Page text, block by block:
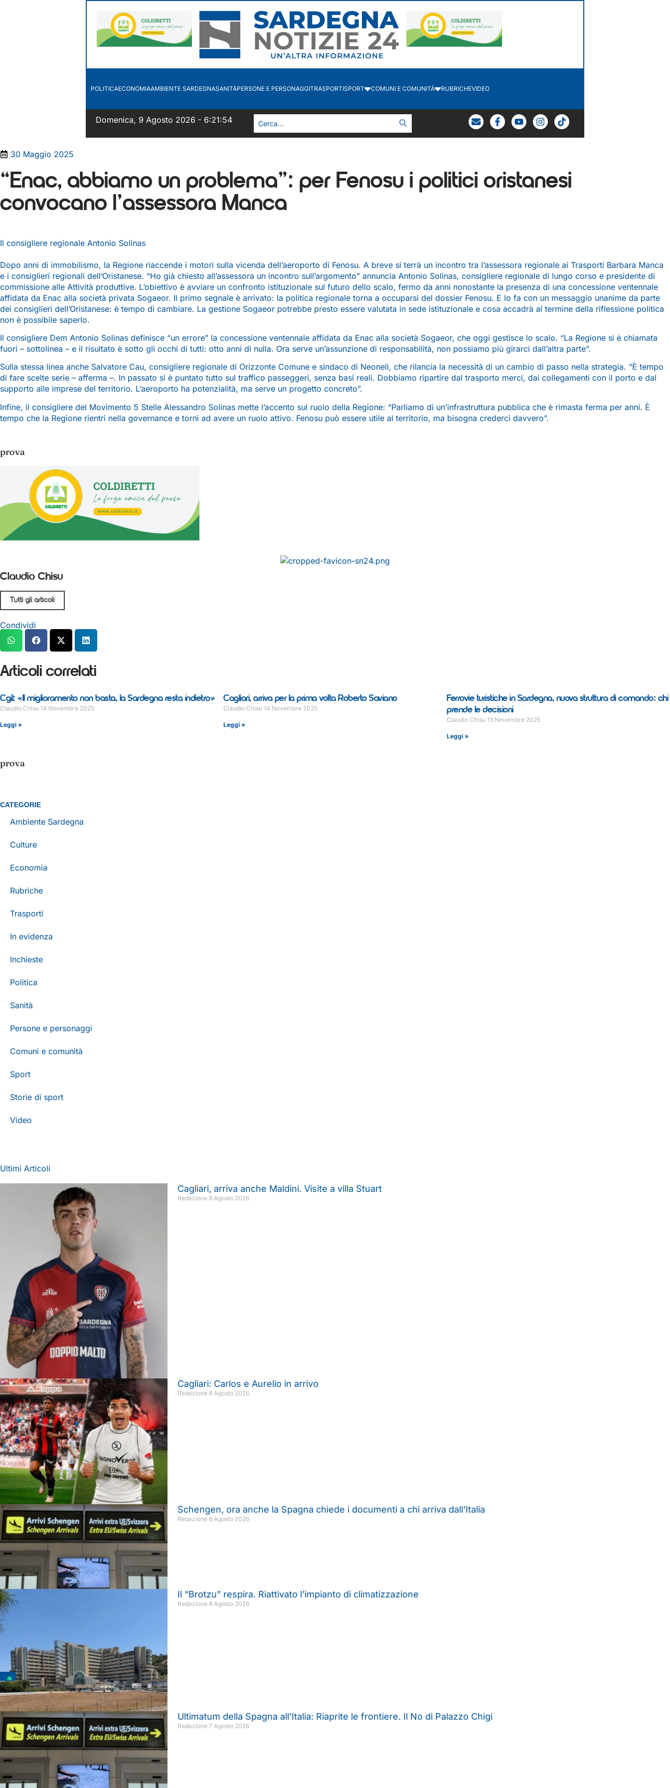
POLITICAECONOMIAAMBIENTE SARDEGNASANITÀPERSONE E PERSONAGGITRASPORTISPORT COMUNI E COMUNITÀ RUBRICHEVIDEO
Domenica, 9 Agosto 2026 - 6:21:55
30 Maggio 2025
“Enac, abbiamo un problema”: per Fenosu i politici oristanesi
convocano l’assessora Manca
Il consigliere regionale Antonio Solinas
Dopo anni di immobilismo, la Regione riaccende i motori sulla vicenda dell’aeroporto di Fenosu. A breve si terrà un incontro tra l’assessora regionale ai Trasporti Barbara Manca
e i consiglieri regionali dell’Oristanese. “Ho già chiesto all’assessora un incontro sull’argomento” annuncia Antonio Solinas, consigliere regionale di lungo corso e presidente di
commissione alle Attività produttive. L’obiettivo è avviare un confronto istituzionale sul futuro dello scalo, fermo da anni nonostante la presenza di una concessione ventennale
affidata da Enac alla società privata Sogaeor. Il primo segnale è arrivato: la politica regionale torna a occuparsi del dossier Fenosu. E lo fa con un messaggio unanime da parte
dei consiglieri dell’Oristanese: è tempo di cambiare. La gestione Sogaeor potrebbe presto essere valutata in sede istituzionale e cosa accadrà al termine della riflessione politica
non è possibile saperlo.
Il consigliere Dem Antonio Solinas definisce “un errore” la concessione ventennale affidata da Enac alla società Sogaeor, che oggi gestisce lo scalo. “La Regione si è chiamata
fuori – sottolinea – e il risultato è sotto gli occhi di tutti: otto anni di nulla. Ora serve un’assunzione di responsabilità, non possiamo più girarci dall’altra parte”.
Sulla stessa linea anche Salvatore Cau, consigliere regionale di Orizzonte Comune e sindaco di Neoneli, che rilancia la necessità di un cambio di passo nella strategia. “È tempo
di fare scelte serie – afferma –. In passato si è puntato tutto sul traffico passeggeri, senza basi reali. Dobbiamo ripartire dal trasporto merci, dai collegamenti con il porto e dal
supporto alle imprese del territorio. L’aeroporto ha potenzialità, ma serve un progetto concreto”.
Infine, il consigliere del Movimento 5 Stelle Alessandro Solinas mette l’accento sul ruolo della Regione: “Parliamo di un’infrastruttura pubblica che è rimasta ferma per anni. È
tempo che la Regione rientri nella governance e torni ad avere un ruolo attivo. Fenosu può essere utile al territorio, ma bisogna crederci davvero”.
prova
Claudio Chisu
Tutti gli articoli
Condividi
Articoli correlati
Cgil: «Il miglioramento non basta, la Sardegna resta indietro»
Claudio Chisu 14 Novembre 2025
Leggi »
Cagliari, arriva per la prima volta Roberto Saviano
Claudio Chisu 14 Novembre 2025
Leggi »
Ferrovie turistiche in Sardegna, nuova struttura di comando: chi
prende le decisioni
Claudio Chisu 13 Novembre 2025
Leggi »
prova
CATEGORIE
Ambiente Sardegna
Culture
Economia
Rubriche
Trasporti
In evidenza
Inchieste
Politica
Sanità
Persone e personaggi
Comuni e comunità
Sport
Storie di sport
Video
Ultimi Articoli
Cagliari, arriva anche Maldini. Visite a villa Stuart
Redazione 8 Agosto 2026
Cagliari: Carlos e Aurelio in arrivo
Redazione 8 Agosto 2026
Schengen, ora anche la Spagna chiede i documenti a chi arriva dall’Italia
Redazione 8 Agosto 2026
Il “Brotzu” respira. Riattivato l’impianto di climatizzazione
Redazione 8 Agosto 2026
Ultimatum della Spagna all’Italia: Riaprite le frontiere. Il No di Palazzo Chigi
Redazione 7 Agosto 2026